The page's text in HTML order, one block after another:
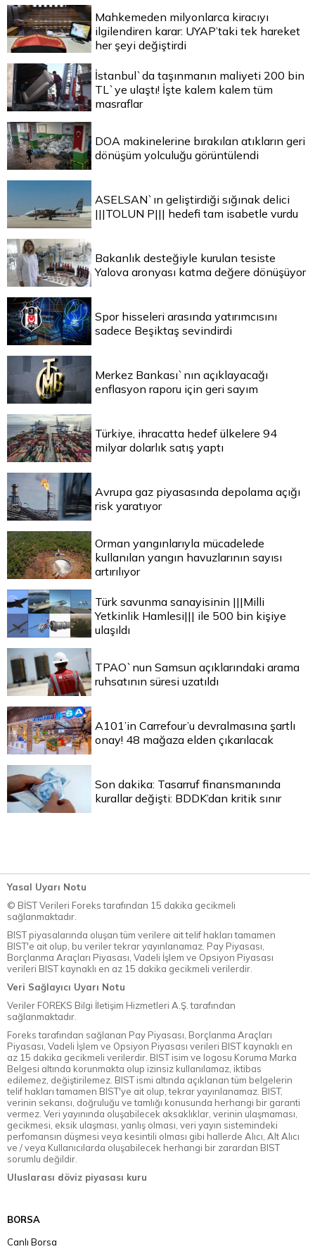
Mahkemeden milyonlarca kiracıyı
ilgilendiren karar: UYAP’taki tek hareket
her şeyi değiştirdi
İstanbul`da taşınmanın maliyeti 200 bin
TL`ye ulaştı! İşte kalem kalem tüm
masraflar
DOA makinelerine bırakılan atıkların geri
dönüşüm yolculuğu görüntülendi
ASELSAN`ın geliştirdiği sığınak delici
|||TOLUN P||| hedefi tam isabetle vurdu
Bakanlık desteğiyle kurulan tesiste
Yalova aronyası katma değere dönüşüyor
Spor hisseleri arasında yatırımcısını
sadece Beşiktaş sevindirdi
Merkez Bankası`nın açıklayacağı
enflasyon raporu için geri sayım
Türkiye, ihracatta hedef ülkelere 94
milyar dolarlık satış yaptı
Avrupa gaz piyasasında depolama açığı
risk yaratıyor
Orman yangınlarıyla mücadelede
kullanılan yangın havuzlarının sayısı
artırılıyor
Türk savunma sanayisinin |||Milli
Yetkinlik Hamlesi||| ile 500 bin kişiye
ulaşıldı
TPAO`nun Samsun açıklarındaki arama
ruhsatının süresi uzatıldı
A101’in Carrefour’u devralmasına şartlı
onay! 48 mağaza elden çıkarılacak
Son dakika: Tasarruf finansmanında
kurallar değişti: BDDK’dan kritik sınır
Yasal Uyarı Notu
© BİST Verileri Foreks tarafından 15 dakika gecikmeli
sağlanmaktadır.
BIST piyasalarında oluşan tüm verilere ait telif hakları tamamen
BIST'e ait olup, bu veriler tekrar yayınlanamaz. Pay Piyasası,
Borçlanma Araçları Piyasası, Vadeli İşlem ve Opsiyon Piyasası
verileri BIST kaynaklı en az 15 dakika gecikmeli verilerdir.
Veri Sağlayıcı Uyarı Notu
Veriler FOREKS Bilgi İletişim Hizmetleri A.Ş. tarafından
sağlanmaktadır.
Foreks tarafından sağlanan Pay Piyasası, Borçlanma Araçları
Piyasası, Vadeli İşlem ve Opsiyon Piyasası verileri BIST kaynaklı en
az 15 dakika gecikmeli verilerdir. BIST isim ve logosu Koruma Marka
Belgesi altında korunmakta olup izinsiz kullanılamaz, iktibas
edilemez, değiştirilemez. BIST ismi altında açıklanan tüm belgelerin
telif hakları tamamen BIST'ye ait olup, tekrar yayınlanamaz. BIST,
verinin sekansı, doğruluğu ve tamlığı konusunda herhangi bir garanti
vermez. Veri yayınında oluşabilecek aksaklıklar, verinin ulaşmaması,
gecikmesi, eksik ulaşması, yanlış olması, veri yayın sistemindeki
perfomansın düşmesi veya kesintili olması gibi hallerde Alıcı, Alt Alıcı
ve / veya Kullanıcılarda oluşabilecek herhangi bir zarardan BIST
sorumlu değildir.
Uluslarası döviz piyasası kuru
BORSA
Canlı Borsa